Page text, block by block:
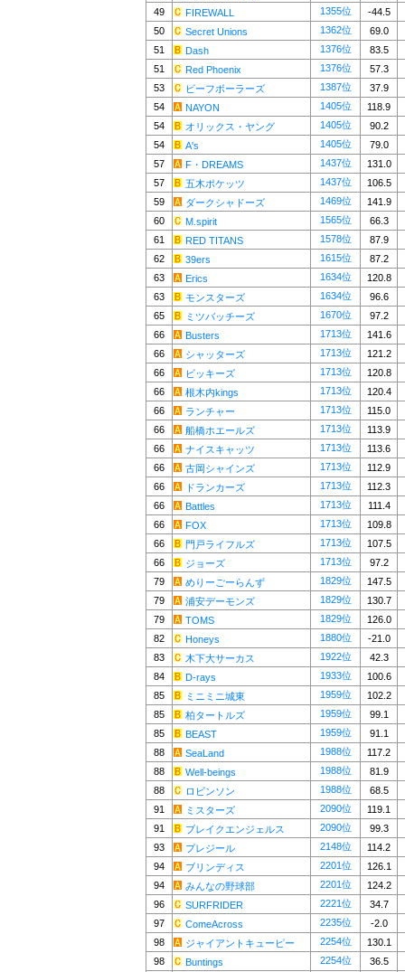
49
FIREWALL 1355位
-44.5
50
Secret Unions 1362位
69.0
51
Dash 1376位
83.5
51
Red Phoenix 1376位
57.3
53
ビーフボーラーズ 1387位
37.9
54
NAYON 1405位
118.9
54
オリックス・ヤング 1405位
90.2
54
A's 1405位
79.0
57
F・DREAMS 1437位
131.0
57
五木ポケッツ 1437位
106.5
59
ダークシャドーズ 1469位
141.9
60
M.spirit 1565位
66.3
61
RED TITANS 1578位
87.9
62
39ers 1615位
87.2
63
Erics 1634位
120.8
63
モンスターズ 1634位
96.6
65
ミツバッチーズ 1670位
97.2
66
Busters 1713位
141.6
66
シャッターズ 1713位
121.2
66
ビッキーズ 1713位
120.8
66
根木内kings 1713位
120.4
66
ランチャー 1713位
115.0
66
船橋ホエールズ 1713位
113.9
66
ナイスキャッツ 1713位
113.6
66
古岡シャインズ 1713位
112.9
66
ドランカーズ 1713位
112.3
66
Battles 1713位
111.4
66
FOX 1713位
109.8
66
門戸ライフルズ 1713位
107.5
66
ジョーズ 1713位
97.2
79
めりーごーらんず 1829位
147.5
79
浦安デーモンズ 1829位
130.7
79
TOMS 1829位
126.0
82
Honeys 1880位
-21.0
83
木下大サーカス 1922位
42.3
84
D-rays 1933位
100.6
85
ミニミニ城東 1959位
102.2
85
柏タートルズ 1959位
99.1
85
BEAST 1959位
91.1
88
SeaLand 1988位
117.2
88
Well-beings 1988位
81.9
88
ロビンソン 1988位
68.5
91
ミスターズ 2090位
119.1
91
ブレイクエンジェルス 2090位
99.3
93
プレジール 2148位
114.2
94
ブリンディス 2201位
126.1
94
みんなの野球部 2201位
124.2
96
SURFRIDER 2221位
34.7
97
ComeAcross 2235位
-2.0
98
ジャイアントキューピー 2254位
130.1
98
Buntings 2254位 36.5